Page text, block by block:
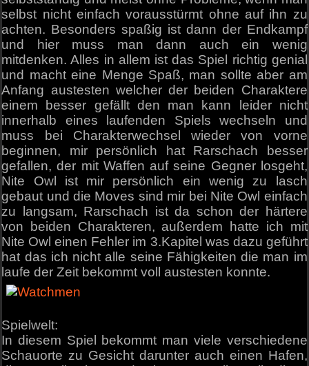
selbst nicht einfach vorausstürmt ohne auf ihn zu
achten. Besonders spaßig ist dann der Endkampf
und hier muss man dann auch ein wenig
mitdenken. Alles in allem ist das Spiel richtig genial
und macht eine Menge Spaß, man sollte aber am
Anfang austesten welcher der beiden Charaktere
einem besser gefällt den man kann leider nicht
innerhalb eines laufenden Spiels wechseln und
muss bei Charakterwechsel wieder von vorne
beginnen, mir persönlich hat Rarschach besser
gefallen, der mit Waffen auf seine Gegner losgeht,
Nite Owl ist mir persönlich ein wenig zu lasch
gebaut und die Moves sind mir bei Nite Owl einfach
zu langsam, Rarschach ist da schon der härtere
von beiden Charakteren, außerdem hatte ich mit
Nite Owl einen Fehler im 3.Kapitel was dazu geführt
hat das ich nicht alle seine Fähigkeiten die man im
laufe der Zeit bekommt voll austesten konnte.
Spielwelt:
In diesem Spiel bekommt man viele verschiedene
Schauorte zu Gesicht darunter auch einen Hafen,